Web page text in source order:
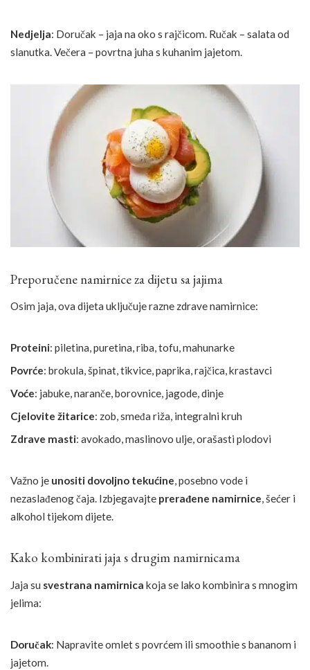
Nedjelja: Doručak – jaja na oko s rajčicom. Ručak – salata od
slanutka. Večera – povrtna juha s kuhanim jajetom.
Preporučene namirnice za dijetu sa jajima
Osim jaja, ova dijeta uključuje razne zdrave namirnice:
Proteini: piletina, puretina, riba, tofu, mahunarke
Povrće: brokula, špinat, tikvice, paprika, rajčica, krastavci
Voće: jabuke, naranče, borovnice, jagode, dinje
Cjelovite žitarice: zob, smeđa riža, integralni kruh
Zdrave masti: avokado, maslinovo ulje, orašasti plodovi
Važno je unositi dovoljno tekućine, posebno vode i
nezaslađenog čaja. Izbjegavajte prerađene namirnice, šećer i
alkohol tijekom dijete.
Kako kombinirati jaja s drugim namirnicama
Jaja su svestrana namirnica koja se lako kombinira s mnogim
jelima:
Doručak: Napravite omlet s povrćem ili smoothie s bananom i
jajetom.